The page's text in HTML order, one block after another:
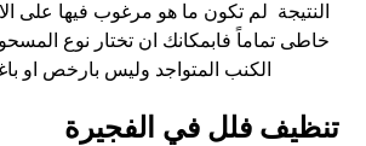
النتيجة لم تكون ما هو مرغوب فيها على
خاطى تماماً فابمكانك ان تختار نوع
الكنب المتواجد وليس بارخص او
تنظيف فلل في الفجيرة